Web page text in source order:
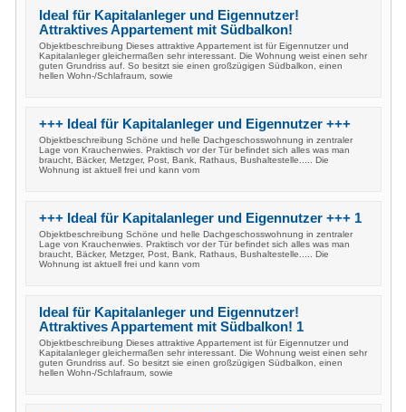
Ideal für Kapitalanleger und Eigennutzer!
Attraktives Appartement mit Südbalkon!
Objektbeschreibung Dieses attraktive Appartement ist für Eigennutzer und
Kapitalanleger gleichermaßen sehr interessant. Die Wohnung weist einen sehr
guten Grundriss auf. So besitzt sie einen großzügigen Südbalkon, einen
hellen Wohn-/Schlafraum, sowie
+++ Ideal für Kapitalanleger und Eigennutzer +++
Objektbeschreibung Schöne und helle Dachgeschosswohnung in zentraler
Lage von Krauchenwies. Praktisch vor der Tür befindet sich alles was man
braucht, Bäcker, Metzger, Post, Bank, Rathaus, Bushaltestelle..... Die
Wohnung ist aktuell frei und kann vom
+++ Ideal für Kapitalanleger und Eigennutzer +++ 1
Objektbeschreibung Schöne und helle Dachgeschosswohnung in zentraler
Lage von Krauchenwies. Praktisch vor der Tür befindet sich alles was man
braucht, Bäcker, Metzger, Post, Bank, Rathaus, Bushaltestelle..... Die
Wohnung ist aktuell frei und kann vom
Ideal für Kapitalanleger und Eigennutzer!
Attraktives Appartement mit Südbalkon! 1
Objektbeschreibung Dieses attraktive Appartement ist für Eigennutzer und
Kapitalanleger gleichermaßen sehr interessant. Die Wohnung weist einen sehr
guten Grundriss auf. So besitzt sie einen großzügigen Südbalkon, einen
hellen Wohn-/Schlafraum, sowie